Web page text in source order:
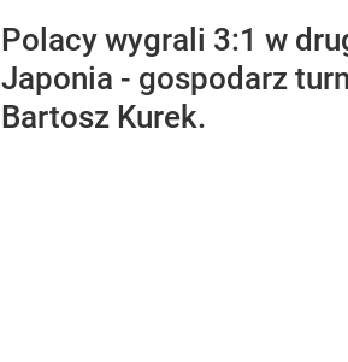
Polacy wygrali 3:1 w
Japonia - gospodarz
Bartosz Kurek.